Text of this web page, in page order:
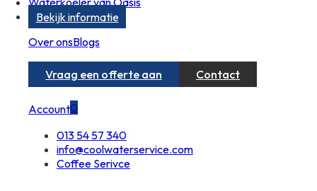
Bekijk informatie
Over onsBlogs
Vraag een offerte aan Contact
Account0
013 54 57 340
info@coolwaterservice.com
Coffee Serivce